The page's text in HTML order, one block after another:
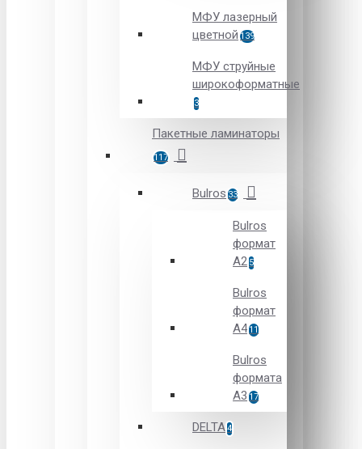
МФУ лазерный
цветной 139
МФУ струйные
широкоформатные
3
Пакетные ламинаторы
117
Bulros 33
Bulros
формат
A2 5
Bulros
формат
A411
Bulros
формата
А3 17
DELTA4